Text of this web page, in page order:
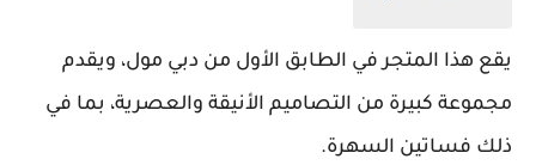
يقع هذا المتجر في الطابق الأول من دبي مول، ويقدم
مجموعة كبيرة من التصاميم الأنيقة والعصرية، بما في
ذلك فساتين السهرة.